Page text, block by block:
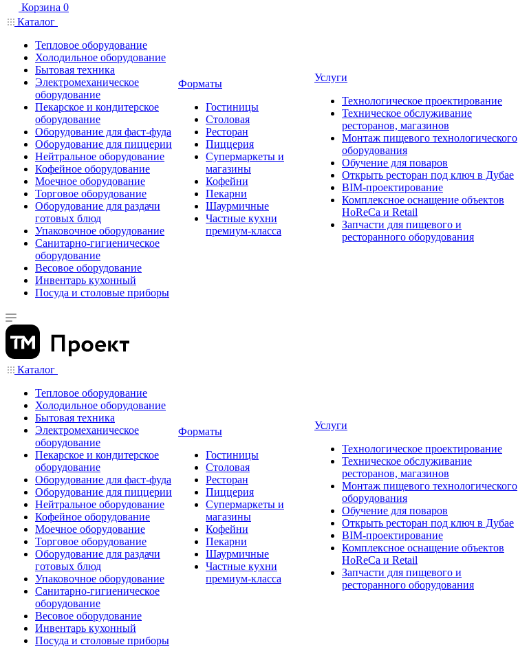
Корзина 0
Каталог
Тепловое оборудование
Холодильное оборудование
Бытовая техника
Электромеханическое
оборудование
Пекарское и кондитерское
оборудование
Оборудование для фаст-фуда
Оборудование для пиццерии
Нейтральное оборудование
Кофейное оборудование
Моечное оборудование
Торговое оборудование
Оборудование для раздачи
готовых блюд
Упаковочное оборудование
Санитарно-гигиеническое
оборудование
Весовое оборудование
Инвентарь кухонный
Посуда и столовые приборы
Форматы
Гостиницы
Столовая
Ресторан
Пиццерия
Супермаркеты и
магазины
Кофейни
Пекарни
Шаурмичные
Частные кухни
премиум-класса
Услуги
Технологическое проектирование
Техническое обслуживание
ресторанов, магазинов
Монтаж пищевого технологического
оборудования
Обучение для поваров
Открыть ресторан под ключ в Дубае
BIM-проектирование
Комплексное оснащение объектов
HoReCa и Retail
Запчасти для пищевого и
ресторанного оборудования
Каталог
Тепловое оборудование
Холодильное оборудование
Бытовая техника
Электромеханическое
оборудование
Пекарское и кондитерское
оборудование
Оборудование для фаст-фуда
Оборудование для пиццерии
Нейтральное оборудование
Кофейное оборудование
Моечное оборудование
Торговое оборудование
Оборудование для раздачи
готовых блюд
Упаковочное оборудование
Санитарно-гигиеническое
оборудование
Весовое оборудование
Инвентарь кухонный
Посуда и столовые приборы
Форматы
Гостиницы
Столовая
Ресторан
Пиццерия
Супермаркеты и
магазины
Кофейни
Пекарни
Шаурмичные
Частные кухни
премиум-класса
Услуги
Технологическое проектирование
Техническое обслуживание
ресторанов, магазинов
Монтаж пищевого технологического
оборудования
Обучение для поваров
Открыть ресторан под ключ в Дубае
BIM-проектирование
Комплексное оснащение объектов
HoReCa и Retail
Запчасти для пищевого и
ресторанного оборудования